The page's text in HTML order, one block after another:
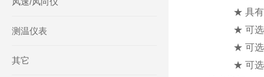
测温仪表
其它
★ 具
★ 可
★ 可
★ 可